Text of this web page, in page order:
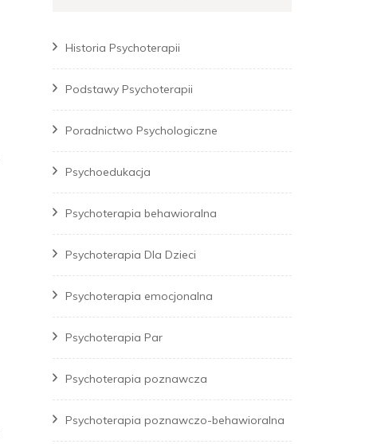
Historia Psychoterapii
Podstawy Psychoterapii
Poradnictwo Psychologiczne
Psychoedukacja
Psychoterapia behawioralna
Psychoterapia Dla Dzieci
Psychoterapia emocjonalna
Psychoterapia Par
Psychoterapia poznawcza
Psychoterapia poznawczo-behawioralna